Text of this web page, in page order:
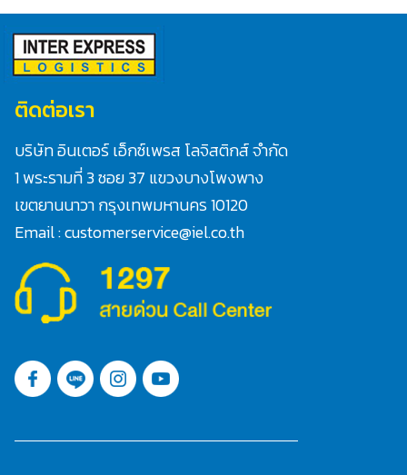
ติดต่อเรา
บริษัท อินเตอร์ เอ็กซ์เพรส โลจิสติกส์ จำกัด
1 พระรามที่ 3 ซอย 37 แขวงบางโพงพาง
เขตยานนาวา กรุงเทพมหานคร 10120
Email : customerservice@iel.co.th